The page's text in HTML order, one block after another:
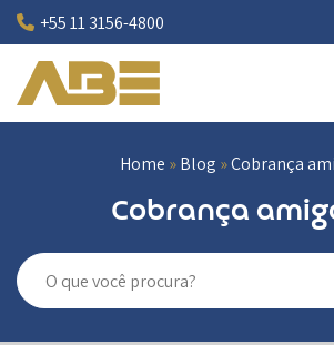
Pular
para
conteúdo
+55 11 3156-4800
Home »Blog »Cobrança
Cobrança